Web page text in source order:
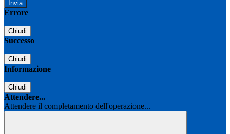
Errore
Chiudi
Successo
Chiudi
Informazione
Chiudi
Attendere...
Attendere il completamento dell'operazione...